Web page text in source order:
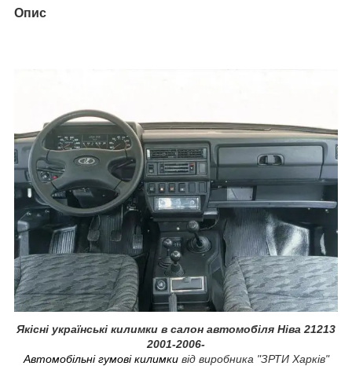
Опис
Якісні українські килимки в салон автомобіля Ніва 21213
2001-2006-
Автомобільні гумові килимкивід виробника "ЗРТИ Харків"